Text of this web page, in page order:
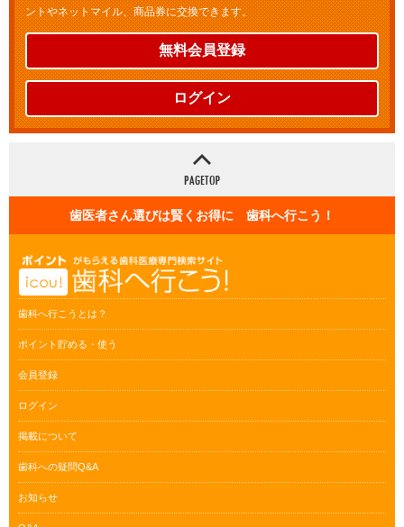
ントやネットマイル、商品券に交換できます。
無料会員登録
ログイン
歯医者さん選びは賢くお得に 歯科へ行こう！
歯科へ行こうとは？
ポイント貯める・使う
会員登録
ログイン
掲載について
歯科への疑問Q&A
お知らせ